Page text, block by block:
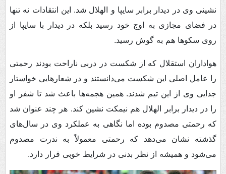
نشینی وی در دیدار برابر سایپا و الهلال شد. این انتقادات نه تنها
در فضای مجازی به اوج خود رسید بلکه در دیدار با سایپا از
روی سکوها هم به گوش رسید.
هواداران استقلال که از شکست در دربی ناراحت بودند رحمتی
را عامل اصلی این شکست می‌دانستند و در شعارهایی خواستار
جدایی وی از این تیم شدند. همین هجمه‌ها باعث شد تا شفر او
را در دیدار برابر الهلال هم نیمکت نشین کند. هر چند عنوان شد
که رحمتی مصدوم بوده اما نگاهی به عملکرد وی در سال‌های
گذشته نشان می‌دهد که رحمتی معمولاً به ندرت مصدوم
می‌شود و همیشه از نظر بدنی در شرایط خوبی قرار دارد.